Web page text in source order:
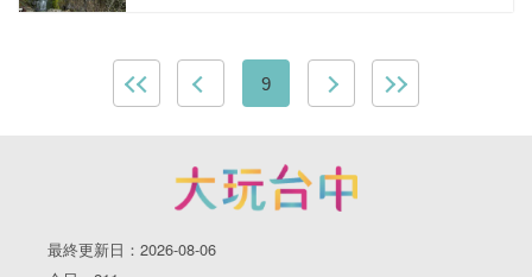
9
最終更新日：2026-08-06